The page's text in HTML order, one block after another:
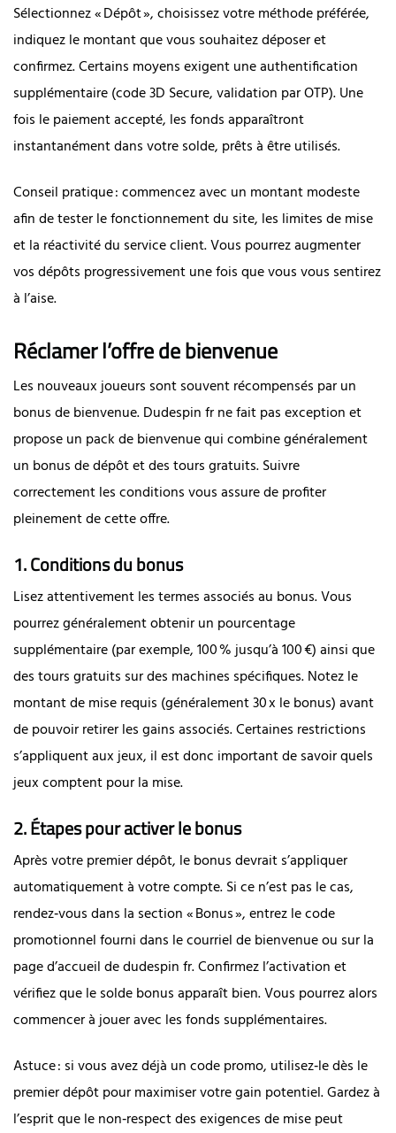
Sélectionnez « Dépôt », choisissez votre méthode préférée,
indiquez le montant que vous souhaitez déposer et
confirmez. Certains moyens exigent une authentification
supplémentaire (code 3D Secure, validation par OTP). Une
fois le paiement accepté, les fonds apparaîtront
instantanément dans votre solde, prêts à être utilisés.
Conseil pratique : commencez avec un montant modeste
afin de tester le fonctionnement du site, les limites de mise
et la réactivité du service client. Vous pourrez augmenter
vos dépôts progressivement une fois que vous vous sentirez
à l’aise.
Réclamer l’offre de bienvenue
Les nouveaux joueurs sont souvent récompensés par un
bonus de bienvenue. Dudespin fr ne fait pas exception et
propose un pack de bienvenue qui combine généralement
un bonus de dépôt et des tours gratuits. Suivre
correctement les conditions vous assure de profiter
pleinement de cette offre.
1. Conditions du bonus
Lisez attentivement les termes associés au bonus. Vous
pourrez généralement obtenir un pourcentage
supplémentaire (par exemple, 100 % jusqu’à 100 €) ainsi que
des tours gratuits sur des machines spécifiques. Notez le
montant de mise requis (généralement 30 x le bonus) avant
de pouvoir retirer les gains associés. Certaines restrictions
s’appliquent aux jeux, il est donc important de savoir quels
jeux comptent pour la mise.
2. Étapes pour activer le bonus
Après votre premier dépôt, le bonus devrait s’appliquer
automatiquement à votre compte. Si ce n’est pas le cas,
rendez‑vous dans la section « Bonus », entrez le code
promotionnel fourni dans le courriel de bienvenue ou sur la
page d’accueil de dudespin fr. Confirmez l’activation et
vérifiez que le solde bonus apparaît bien. Vous pourrez alors
commencer à jouer avec les fonds supplémentaires.
Astuce : si vous avez déjà un code promo, utilisez‑le dès le
premier dépôt pour maximiser votre gain potentiel. Gardez à
l’esprit que le non‑respect des exigences de mise peut